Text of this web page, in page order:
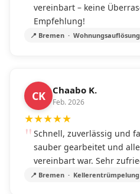
vereinbart – keine
Empfehlung!
📍 Bremen · Wohnungsauflösung
CK Chaabo K.
Feb. 2026
★★★★★
Schnell, zuverlässig und
sauber gearbeitet und
vereinbart war. Sehr
📍 Bremen · Kellerentrümpelung